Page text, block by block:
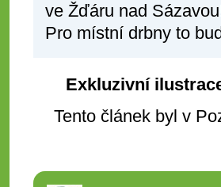
ve Žďáru nad
Pro místní drbny to
Exkluzivní
Tento článek byl v